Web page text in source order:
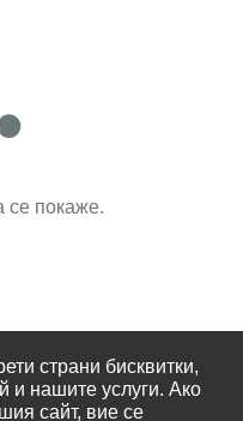
се покаже.
страни бисквитки,
и нашите услуги. Ако
сайт, вие се